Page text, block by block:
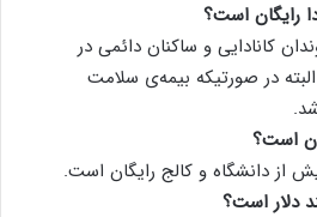
رایگان است؟
كانادایی و ساكنان دائمی در
در صورتیكه بیمه‌ی سلامت
است؟
از دانشگاه و كالج رایگان است.
دلار است؟